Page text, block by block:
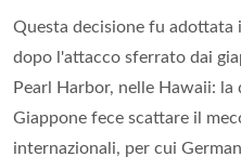
Questa decisione fu adottata
dopo l'attacco sferrato dai
Pearl Harbor, nelle Hawaii: la
Giappone fece scattare il
internazionali, per cui